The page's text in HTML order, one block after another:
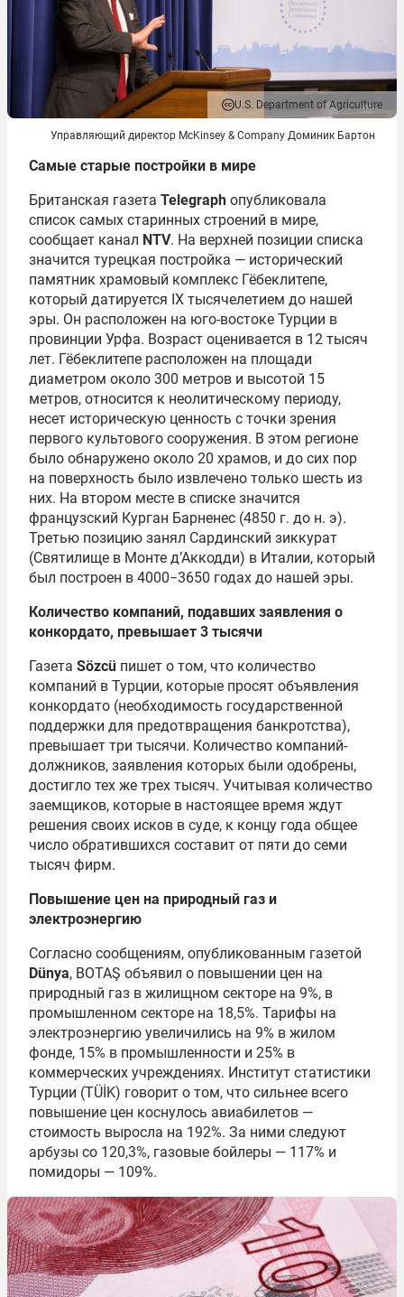
U.S. Department of Agriculture
Управляющий директор McKinsey & Company Доминик Бартон
Самые старые постройки в мире
Британская газета Telegraph опубликовала
список самых старинных строений в мире,
сообщает канал NTV. На верхней позиции списка
значится турецкая постройка — исторический
памятник храмовый комплекс Гёбеклитепе,
который датируется IX тысячелетием до нашей
эры. Он расположен на юго-востоке Турции в
провинции Урфа. Возраст оценивается в 12 тысяч
лет. Гёбеклитепе расположен на площади
диаметром около 300 метров и высотой 15
метров, относится к неолитическому периоду,
несет историческую ценность с точки зрения
первого культового сооружения. В этом регионе
было обнаружено около 20 храмов, и до сих пор
на поверхность было извлечено только шесть из
них. На втором месте в списке значится
французский Курган Барненес (4850 г. до н. э).
Третью позицию занял Сардинский зиккурат
(Святилище в Монте д’Аккодди) в Италии, который
был построен в 4000−3650 годах до нашей эры.
Количество компаний, подавших заявления о
конкордато, превышает 3 тысячи
Газета Sözcü пишет о том, что количество
компаний в Турции, которые просят объявления
конкордато (необходимость государственной
поддержки для предотвращения банкротства),
превышает три тысячи. Количество компаний-
должников, заявления которых были одобрены,
достигло тех же трех тысяч. Учитывая количество
заемщиков, которые в настоящее время ждут
решения своих исков в суде, к концу года общее
число обратившихся составит от пяти до семи
тысяч фирм.
Повышение цен на природный газ и
электроэнергию
Согласно сообщениям, опубликованным газетой
Dünya, BOTAŞ объявил о повышении цен на
природный газ в жилищном секторе на 9%, в
промышленном секторе на 18,5%. Тарифы на
электроэнергию увеличились на 9% в жилом
фонде, 15% в промышленности и 25% в
коммерческих учреждениях. Институт статистики
Турции (TÜİK) говорит о том, что сильнее всего
повышение цен коснулось авиабилетов —
стоимость выросла на 192%. За ними следуют
арбузы со 120,3%, газовые бойлеры — 117% и
помидоры — 109%.